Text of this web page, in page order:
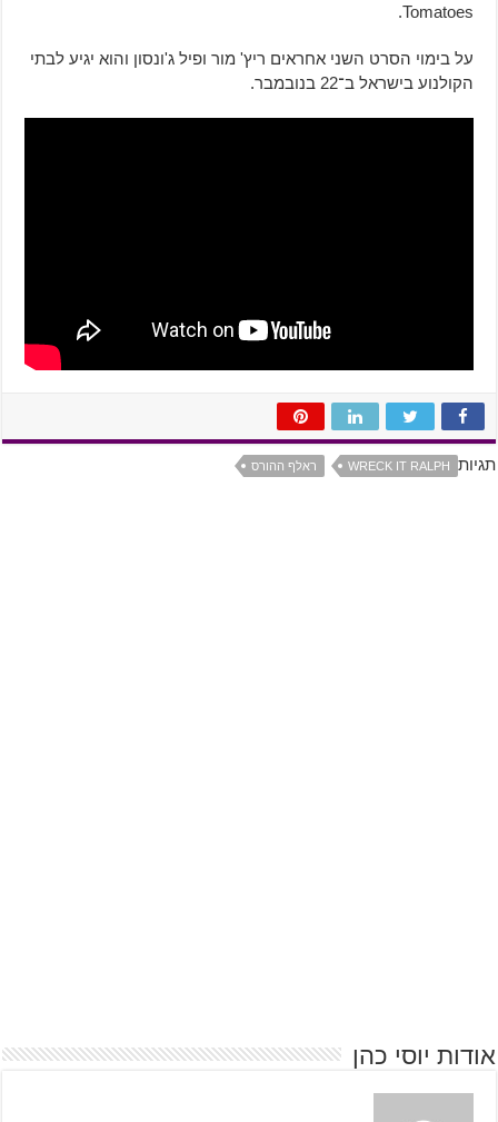
Tomatoes.
על בימוי הסרט השני אחראים ריץ' מור ופיל ג'ונסון והוא יגיע לבתי
הקולנוע בישראל ב־22 בנובמבר.
תגיות WRECK IT RALPH ראלף ההורס
אודות יוסי כהן